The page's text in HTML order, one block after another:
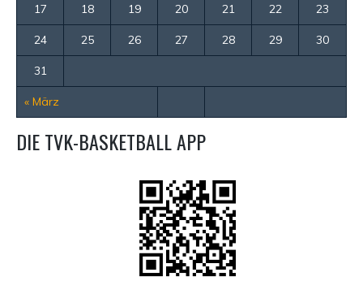
« März
17 18 19 20 21 22 23
24 25 26 27 28 29 30
31
DIE TVK-BASKETBALL APP